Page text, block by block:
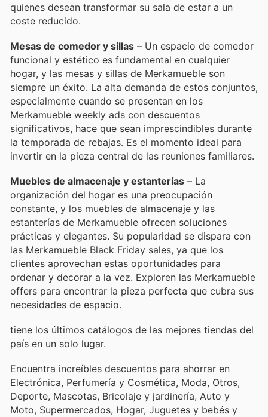
quienes desean transformar su sala de estar a un
coste reducido.
Mesas de comedor y sillas – Un espacio de comedor
funcional y estético es fundamental en cualquier
hogar, y las mesas y sillas de Merkamueble son
siempre un éxito. La alta demanda de estos conjuntos,
especialmente cuando se presentan en los
Merkamueble weekly ads con descuentos
significativos, hace que sean imprescindibles durante
la temporada de rebajas. Es el momento ideal para
invertir en la pieza central de las reuniones familiares.
Muebles de almacenaje y estanterías – La
organización del hogar es una preocupación
constante, y los muebles de almacenaje y las
estanterías de Merkamueble ofrecen soluciones
prácticas y elegantes. Su popularidad se dispara con
las Merkamueble Black Friday sales, ya que los
clientes aprovechan estas oportunidades para
ordenar y decorar a la vez. Exploren las Merkamueble
offers para encontrar la pieza perfecta que cubra sus
necesidades de espacio.
tiene los últimos catálogos de las mejores tiendas del
país en un solo lugar.
Encuentra increíbles descuentos para ahorrar en
Electrónica, Perfumería y Cosmética, Moda, Otros,
Deporte, Mascotas, Bricolaje y jardinería, Auto y
Moto, Supermercados, Hogar, Juguetes y bebés y